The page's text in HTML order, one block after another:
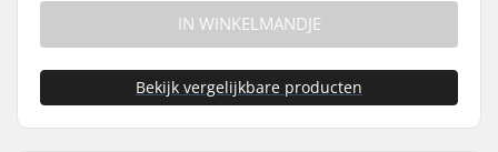
IN WINKELMANDJE
Bekijk vergelijkbare producten